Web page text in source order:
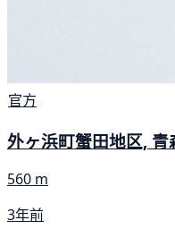
官方
外ヶ浜町蟹田地区, 青
560 m
3年前